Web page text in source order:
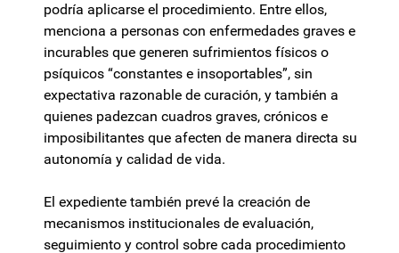
podría aplicarse el procedimiento. Entre ellos,
menciona a personas con enfermedades graves e
incurables que generen sufrimientos físicos o
psíquicos “constantes e insoportables”, sin
expectativa razonable de curación, y también a
quienes padezcan cuadros graves, crónicos e
imposibilitantes que afecten de manera directa su
autonomía y calidad de vida.
El expediente también prevé la creación de
mecanismos institucionales de evaluación,
seguimiento y control sobre cada procedimiento